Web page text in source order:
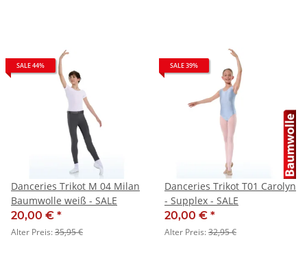
SALE 44%
Danceries Trikot M 04 Milan
Baumwolle weiß - SALE
20,00 € *
Alter Preis:35,95 €
SALE 39%
Danceries Trikot T01 Carolyn
- Supplex - SALE
20,00 € *
Alter Preis:32,95 €